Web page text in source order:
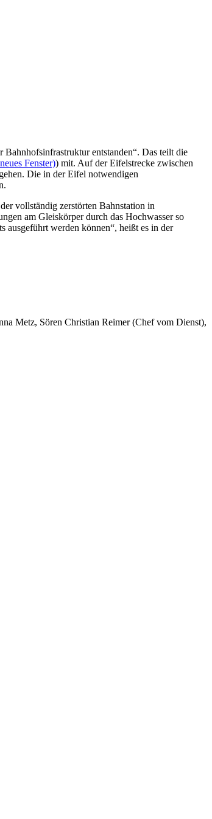
entstanden“. Das teilt die
Fenster)) mit. Auf der Eifelstrecke zwischen
Die in der Eifel notwendigen
vollständig zerstörten Bahnstation in
am Gleiskörper durch das Hochwasser so
ausgeführt werden können“, heißt es in der
Metz, Sören Christian Reimer (Chef vom Dienst),